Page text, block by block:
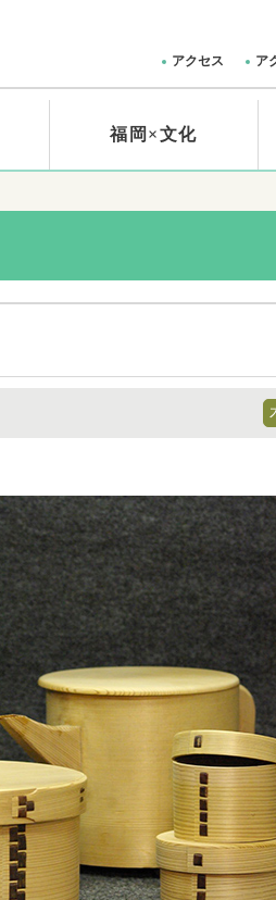
アクセス ア
福岡×文化